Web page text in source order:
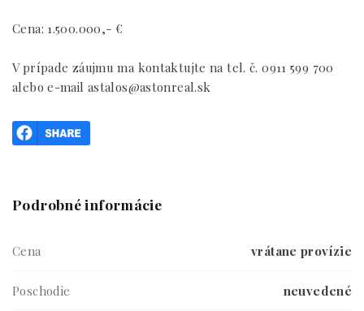
Cena: 1.500.000,- €
V prípade záujmu ma kontaktujte na tel. č. 0911 599 700
alebo e-mail astalos@astonreal.sk
Podrobné informácie
Cena vrátane provízie
Poschodie neuvedené